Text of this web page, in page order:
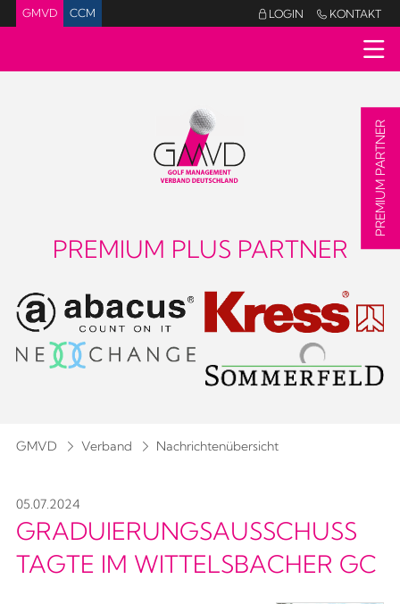
GMVD CCM LOGIN  KONTAKT
PREMIUM PLUS PARTNER
GMVD Verband Nachrichtenübersicht
05.07.2024
GRADUIERUNGSAUSSCHUSS
TAGTE IM WITTELSBACHER GC
PREMIUM PARTNER